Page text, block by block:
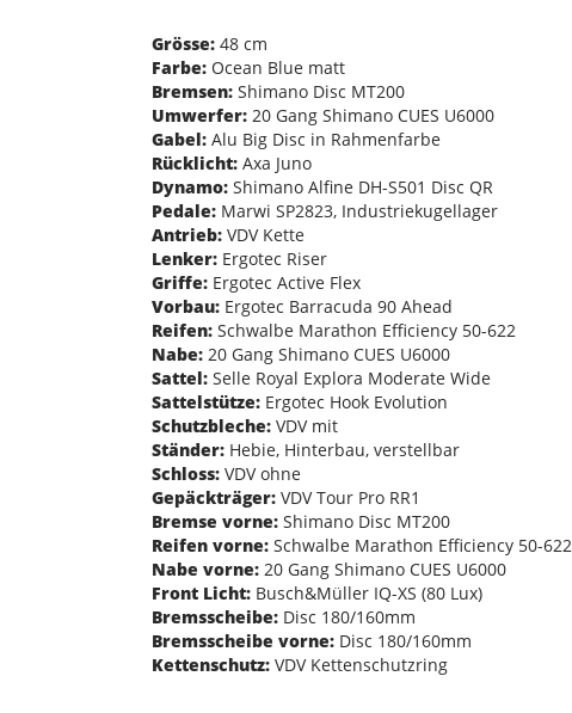
Grösse: 48 cm
Farbe: Ocean Blue matt
Bremsen: Shimano Disc MT200
Umwerfer: 20 Gang Shimano CUES U6000
Gabel: Alu Big Disc in Rahmenfarbe
Rücklicht: Axa Juno
Dynamo: Shimano Alfine DH-S501 Disc QR
Pedale: Marwi SP2823, Industriekugellager
Antrieb: VDV Kette
Lenker: Ergotec Riser
Griffe: Ergotec Active Flex
Vorbau: Ergotec Barracuda 90 Ahead
Reifen: Schwalbe Marathon Efficiency 50-622
Nabe: 20 Gang Shimano CUES U6000
Sattel: Selle Royal Explora Moderate Wide
Sattelstütze: Ergotec Hook Evolution
Schutzbleche: VDV mit
Ständer: Hebie, Hinterbau, verstellbar
Schloss: VDV ohne
Gepäckträger: VDV Tour Pro RR1
Bremse vorne: Shimano Disc MT200
Reifen vorne: Schwalbe Marathon Efficiency 50-622
Nabe vorne: 20 Gang Shimano CUES U6000
Front Licht: Busch&Müller IQ-XS (80 Lux)
Bremsscheibe: Disc 180/160mm
Bremsscheibe vorne: Disc 180/160mm
Kettenschutz: VDV Kettenschutzring